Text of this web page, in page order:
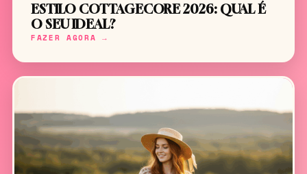
ESTILO COTTAGECORE 2026: QUAL É
O SEU IDEAL?
FAZER AGORA →